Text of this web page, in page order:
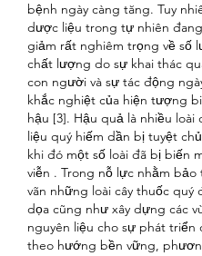
bệnh ngày càng tăng. Tuy
dược liệu trong tự nhiên
giảm rất nghiêm trọng về số
chất lượng do sự khai thác
con người và sự tác động
khắc nghiệt của hiện tượng
hậu [3]. Hậu quả là nhiều loài
liệu quý hiếm dần bị tuyệt
khi đó một số loài đã bị biến
viễn . Trong nỗ lực nhằm bảo
vãn những loài cây thuốc quý
dọa cũng như xây dựng các
nguyên liệu cho sự phát triển
theo hướng bền vững,